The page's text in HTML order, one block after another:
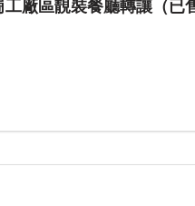
廠區靚裝餐廳轉讓（已